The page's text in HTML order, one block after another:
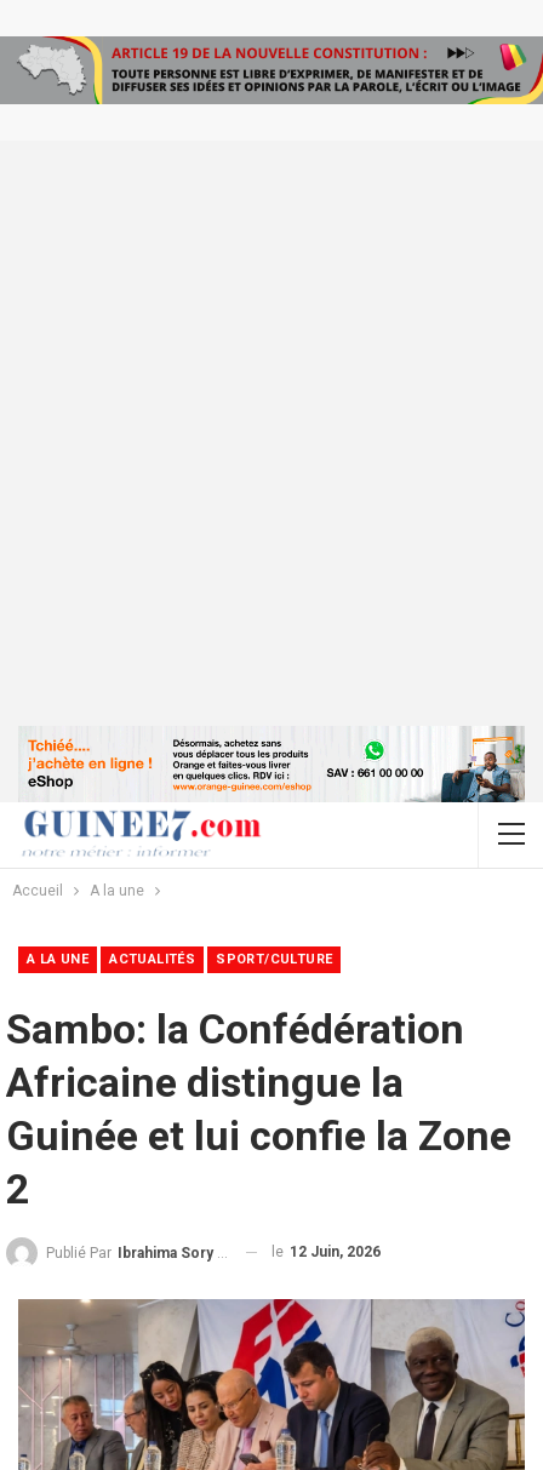
Accueil A la une
A LA UNE ACTUALITÉS SPORT/CULTURE
Sambo: la Confédération
Africaine distingue la
Guinée et lui confie la Zone
2
Publié Par Ibrahima Sory Diallo le 12 Juin, 2026